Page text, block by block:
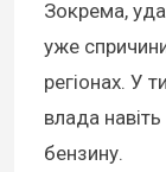
Зокрема,
уже
регіонах. У
влада
бензину.